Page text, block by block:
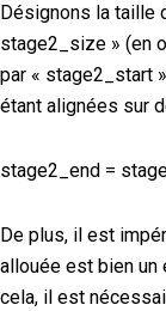
Désignons la taille
stage2_size » (en
par « stage2_start
étant alignées sur
stage2_end =
De plus, il est
allouée est bien
cela, il est